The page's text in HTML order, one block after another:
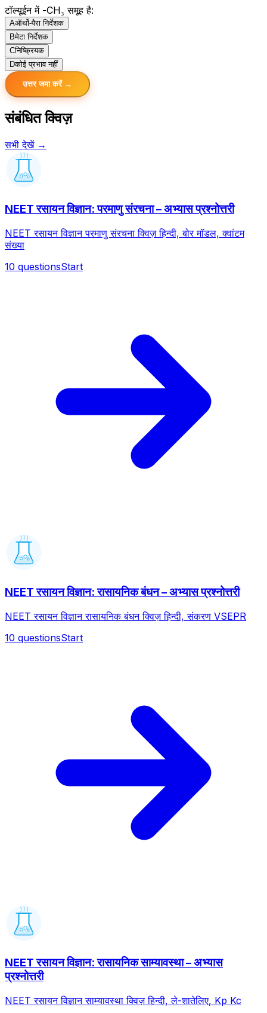
टॉल्यूईन में -CH₃ समूह है:
Aऑर्थो-पैरा निर्देशक
Bमेटा निर्देशक
Cनिष्क्रियक
Dकोई प्रभाव नहीं
उत्तर जमा करें →
संबंधित क्विज़
सभी देखें →
NEET रसायन विज्ञान: परमाणु संरचना – अभ्यास प्रश्नोत्तरी
NEET रसायन विज्ञान परमाणु संरचना क्विज़ हिन्दी, बोर मॉडल, क्वांटम
संख्या
10 questionsStart
NEET रसायन विज्ञान: रासायनिक बंधन – अभ्यास प्रश्नोत्तरी
NEET रसायन विज्ञान रासायनिक बंधन क्विज़ हिन्दी, संकरण VSEPR
10 questionsStart
NEET रसायन विज्ञान: रासायनिक साम्यावस्था – अभ्यास
प्रश्नोत्तरी
NEET रसायन विज्ञान साम्यावस्था क्विज़ हिन्दी, ले-शातेलिए, Kp Kc